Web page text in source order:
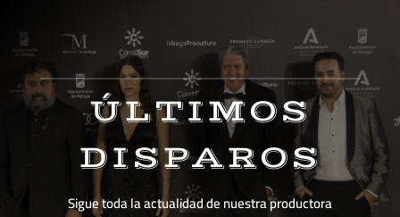
ÚLTIMOS
DISPAROS
Sigue toda la actualidad de nuestra productora